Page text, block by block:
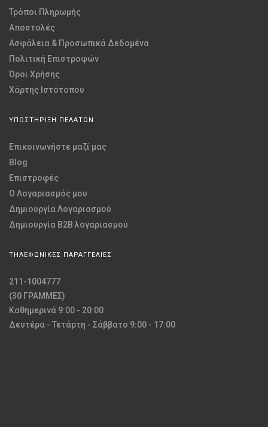
Τρόποι Πληρωμής
Αποστολές
Ασφάλεια & Προσωπικά Δεδομένα
Πολιτική Επιστροφών
Όροι Χρήσης
Χάρτης Ιστότοπου
ΥΠΟΣΤΗΡΙΞΗ ΠΕΛΑΤΩΝ
Επικοινωνήστε μαζί μας
Blog
Επιστροφές
O Λογαριασμός μου
Δημιουργία Λογαριασμού
Δημιουργία B2B λογαριασμού
ΤΗΛΕΦΩΝΙΚΕΣ ΠΑΡΑΓΓΕΛΙΕΣ
211-1004777
(30 ΓΡΑΜΜΕΣ)
Καθημερινά 9:00 - 20:00
Δευτέρα - Τετάρτη - Σάββατο 9:00 - 17:00